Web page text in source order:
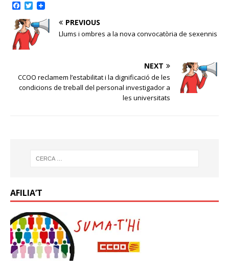
a
c
e
b
o
T
w
i
t
t
e
PREVIOUS
Llums i ombres a la nova convocatòria de sexennis
NEXT
CCOO reclamem l’estabilitat i la dignificació de les
condicions de treball del personal investigador a
les universitats
AFILIA’T